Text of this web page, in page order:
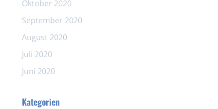
Oktober 2020
September 2020
August 2020
Juli 2020
Juni 2020
Kategorien